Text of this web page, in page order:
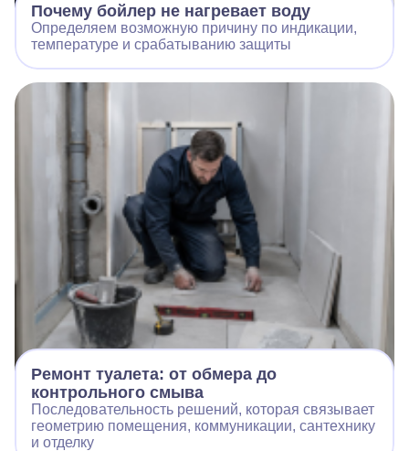
Почему бойлер не нагревает воду
Определяем возможную причину по индикации,
температуре и срабатыванию защиты
Ремонт туалета: от обмера до
контрольного смыва
Последовательность решений, которая связывает
геометрию помещения, коммуникации, сантехнику
и отделку